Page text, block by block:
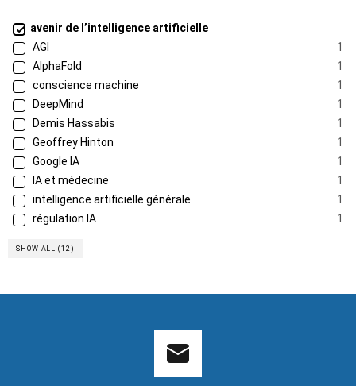
avenir de l’intelligence artificielle
AGI
1
AlphaFold
1
conscience machine
1
DeepMind
1
Demis Hassabis
1
Geoffrey Hinton
1
Google IA
1
IA et médecine
1
intelligence artificielle générale
1
régulation IA
1
SHOW ALL (12)